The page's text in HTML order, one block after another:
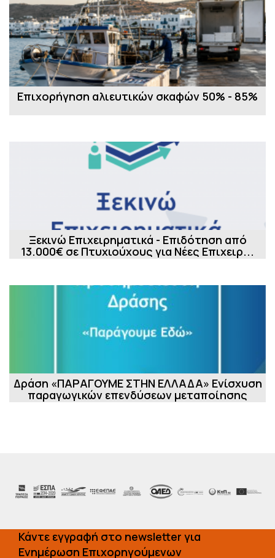
Επιχορήγηση αλιευτικών σκαφών 50% - 85%
Ξεκινώ Επιχειρηματικά - Επιδότηση από
13.000€ σε Πτυχιούχους για Νέες Επιχειρ...
Δράση «ΠΑΡΑΓΟΥΜΕ ΣΤΗΝ ΕΛΛΑΔΑ» Ενίσχυση
παραγωγικών επενδύσεων μεταποίησης
Κάντε εγγραφή στο newsletter για
Ενημέρωση Επιχορηγούμενων